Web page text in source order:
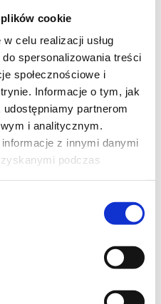
cookie
celu realizacji usług
do spersonalizowania treści
społecznościowe i
Informacje o tym, jak
partnerom
i analitycznym.
z innymi danymi
podczas
Movie) została stworzona
i Keenena Ivory’ego
lat 90-tych zarobiły na